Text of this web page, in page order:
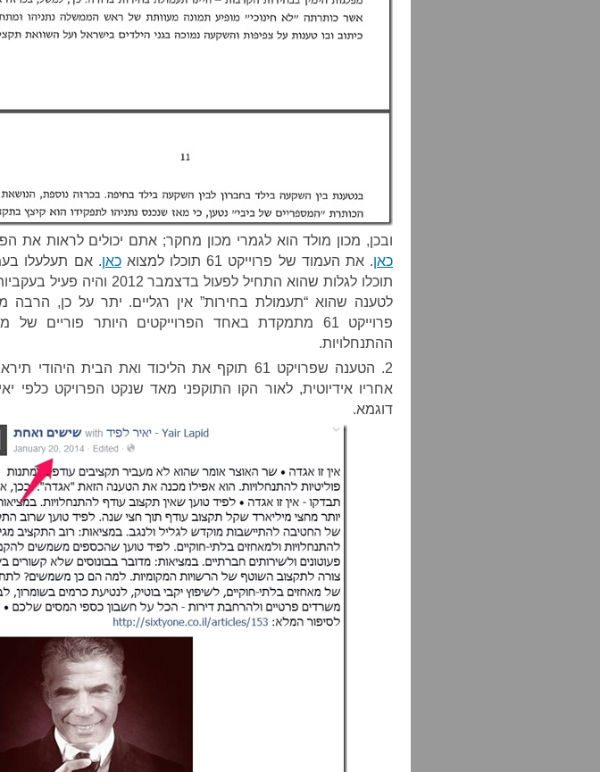
ובכן, מכון מולד הוא לגמרי מכון מחקר; אתם יכולים לראות את
כאן. את העמוד של פרוייקט 61 תוכלו למצוא כאן. אם תעלעלו
תוכלו לגלות שהוא התחיל לפעול בדצמבר
לטענה שהוא “תעמולת בחירות” אין רגליים. יתר על כן, הרבה
פרוייקט 61 מתמקדת באחד הפרוייקטים היותר פוריים
ההתנחלויות.
2. הטענה שפרויקט 61 תוקף את הליכוד ואת הבית
אחריו אידיוטית, לאור הקו התוקפני מאד שנקט הפרויקט כלפי
דוגמא.